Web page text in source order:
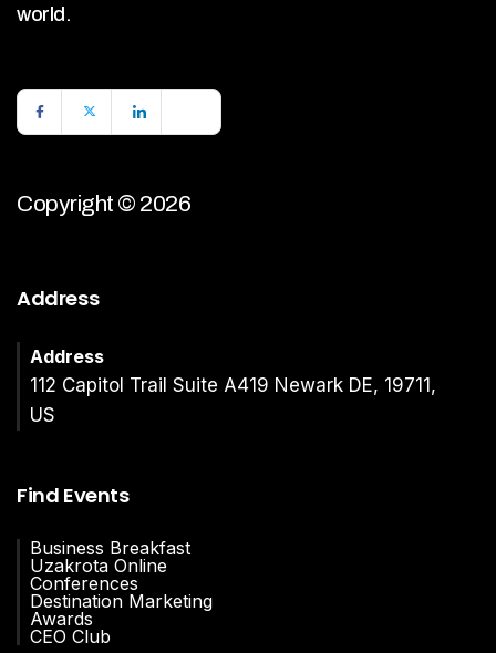
world.
Copyright © 2026
Address
Address
112 Capitol Trail Suite A419 Newark DE, 19711,
US
Find Events
Business Breakfast
Uzakrota Online
Conferences
Destination Marketing
Awards
CEO Club